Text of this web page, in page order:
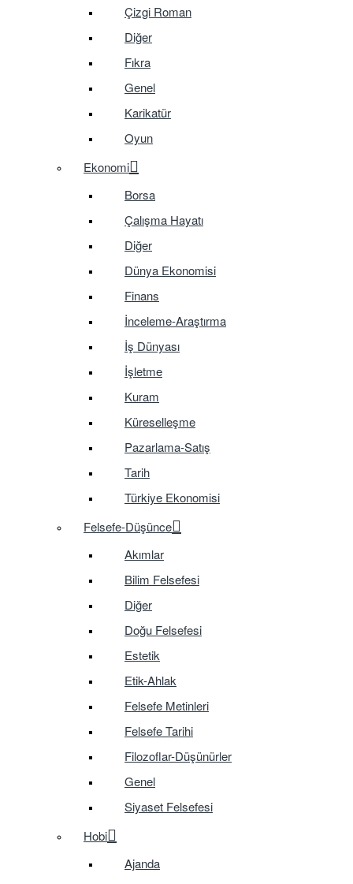
Çizgi Roman
Diğer
Fıkra
Genel
Karikatür
Oyun
Ekonomi
Borsa
Çalışma Hayatı
Diğer
Dünya Ekonomisi
Finans
İnceleme-Araştırma
İş Dünyası
İşletme
Kuram
Küreselleşme
Pazarlama-Satış
Tarih
Türkiye Ekonomisi
Felsefe-Düşünce
Akımlar
Bilim Felsefesi
Diğer
Doğu Felsefesi
Estetik
Etik-Ahlak
Felsefe Metinleri
Felsefe Tarihi
Filozoflar-Düşünürler
Genel
Siyaset Felsefesi
Hobi
Ajanda